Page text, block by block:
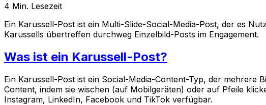
4 Min. Lesezeit
Ein Karussell-Post ist ein Multi-Slide-Social-Media-Post, der es
Karussells übertreffen durchweg Einzelbild-Posts im Engagement.
Was ist ein Karussell-Post?
Ein Karussell-Post ist ein Social-Media-Content-Typ, der mehrere
Content, indem sie wischen (auf Mobilgeräten) oder auf Pfeile
Instagram, LinkedIn, Facebook und TikTok verfügbar.